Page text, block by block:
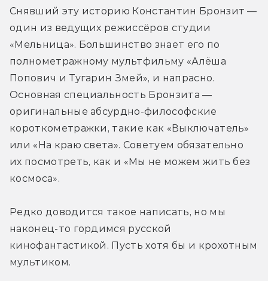
Снявший эту историю Константин Бронзит —
один из ведущих режиссёров студии
«Мельница». Большинство знает его по
полнометражному мультфильму «Алёша
Попович и Тугарин Змей», и напрасно.
Основная специальность Бронзита —
оригинальные абсурдно-философские
короткометражки, такие как «Выключатель»
или «На краю света». Советуем обязательно
их посмотреть, как и «Мы не можем жить без
космоса».
Редко доводится такое написать, но мы
наконец-то гордимся русской
кинофантастикой. Пусть хотя бы и крохотным
мультиком.